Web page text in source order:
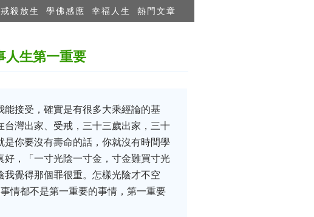
戒殺放生 學佛感應 幸福人生 熱門文章
人生第一重要
接受，確實是有很多大乘經論的基
灣出家、受戒，三十三歲出家，三十
你要沒有壽命的話，你就沒有時間學
，「一寸光陰一寸金，寸金難買寸光
覺得那個罪很重。怎樣光陰才不空
情都不是第一重要的事情，第一重要